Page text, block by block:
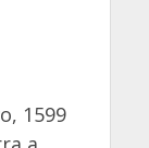
1599